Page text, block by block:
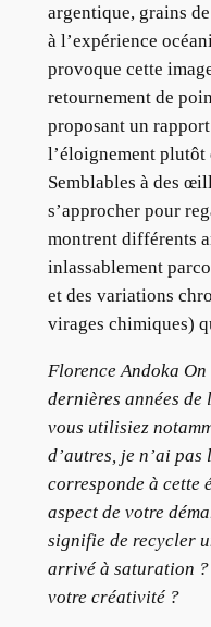
argentique, grains
à l’expérience
provoque cette
retournement de
proposant un
l’éloignement plutôt
Semblables à des
s’approcher pour
montrent différents
inlassablement
et des variations
virages chimiques)
Florence Andoka
dernières années
vous utilisiez
d’autres, je n’ai pas
corresponde à cette
aspect de votre
signifie de recycler
arrivé à saturation
votre créativité ?